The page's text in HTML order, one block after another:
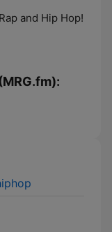
and Hip Hop!